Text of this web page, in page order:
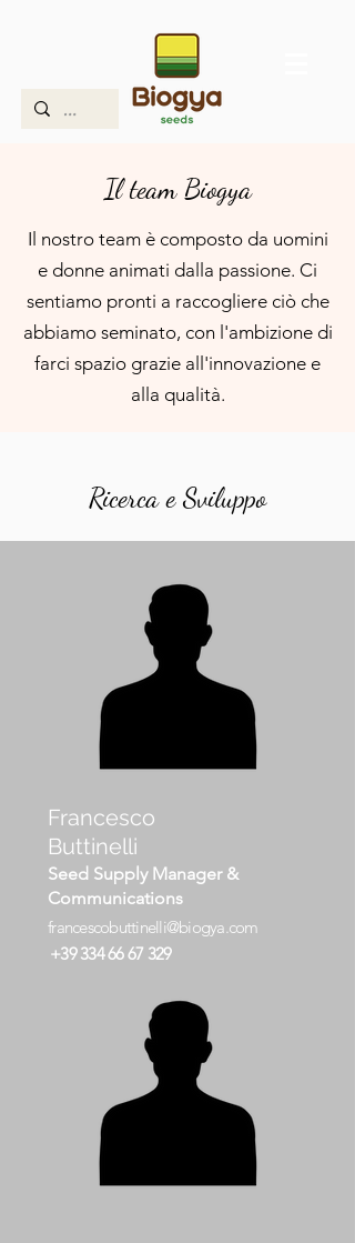
Il team Biogya
Il nostro team è composto da uomini
e donne animati dalla passione. Ci
sentiamo pronti a raccogliere ciò che
abbiamo seminato, con l'ambizione di
farci spazio grazie all'innovazione e
alla qualità.
Ricerca e Sviluppo
Francesco
Buttinelli
Seed Supply Manager &
Communications
francescobuttinelli@biogya.com
+39 334 66 67 329